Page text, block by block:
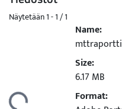
Näytetään1 - 1 / 1
Name:
Size:
6.17 MB
Format: